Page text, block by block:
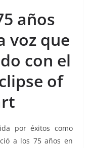
e
gr
a
m
m
p
ar
tir
años
voz que
con el
of
por éxitos como
a los 75 años en